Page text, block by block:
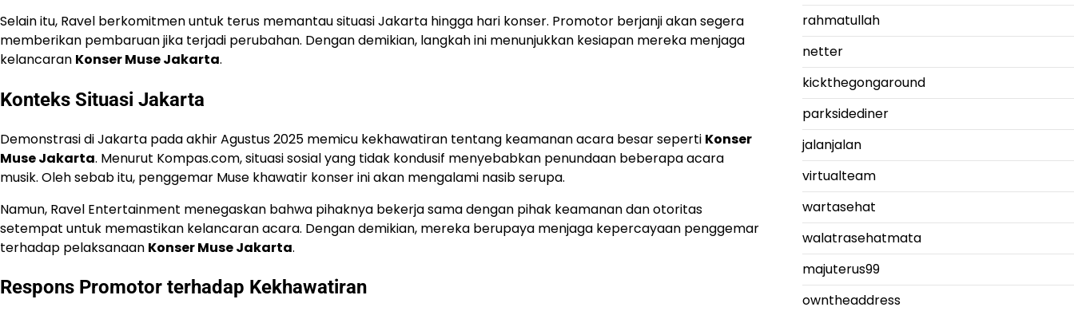
Selain itu, Ravel berkomitmen untuk terus memantau situasi Jakarta hingga hari konser. Promotor berjanji akan segera
memberikan pembaruan jika terjadi perubahan. Dengan demikian, langkah ini menunjukkan kesiapan mereka menjaga
kelancaran Konser Muse Jakarta.
Konteks Situasi Jakarta
Demonstrasi di Jakarta pada akhir Agustus 2025 memicu kekhawatiran tentang keamanan acara besar seperti Konser
Muse Jakarta. Menurut Kompas.com, situasi sosial yang tidak kondusif menyebabkan penundaan beberapa acara
musik. Oleh sebab itu, penggemar Muse khawatir konser ini akan mengalami nasib serupa.
Namun, Ravel Entertainment menegaskan bahwa pihaknya bekerja sama dengan pihak keamanan dan otoritas
setempat untuk memastikan kelancaran acara. Dengan demikian, mereka berupaya menjaga kepercayaan penggemar
terhadap pelaksanaan Konser Muse Jakarta.
Respons Promotor terhadap Kekhawatiran
rahmatullah
netter
kickthegongaround
parksidediner
jalanjalan
virtualteam
wartasehat
walatrasehatmata
majuterus99
owntheaddress